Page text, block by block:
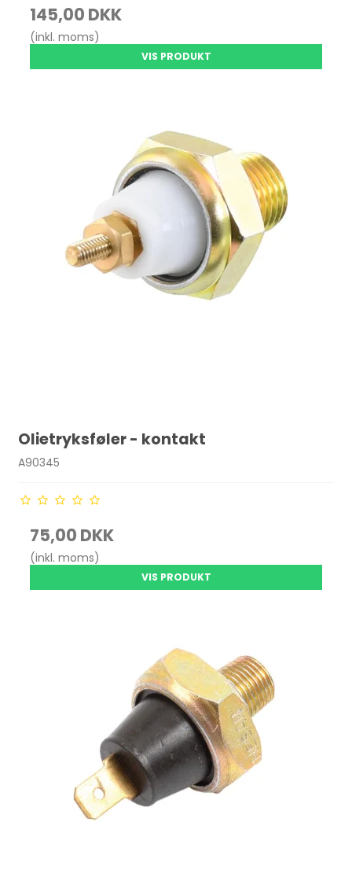
145,00 DKK
(inkl. moms)
VIS PRODUKT
Olietryksføler - kontakt
A90345
75,00 DKK
(inkl. moms)
VIS PRODUKT